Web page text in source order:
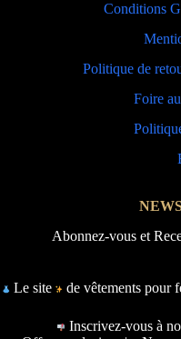
Conditions
Politique de
Foire
Abonnez-vous et
Le site de vêtements pour
Inscrivez-vous à